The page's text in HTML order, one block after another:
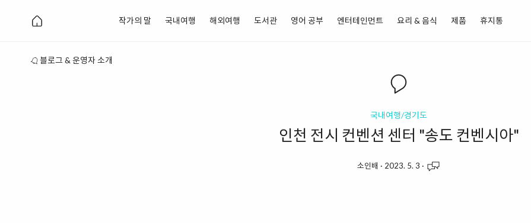
작가의 말 국내여행 해외여행 도서관 영어 공부 엔터테인먼트 요리 & 음식 제품 휴지통
블로그 & 운영자 소개
국내여행/경기도
인천 전시 컨벤션 센터 "송도 컨벤시아"
소인배 · 2023. 5. 3 ·